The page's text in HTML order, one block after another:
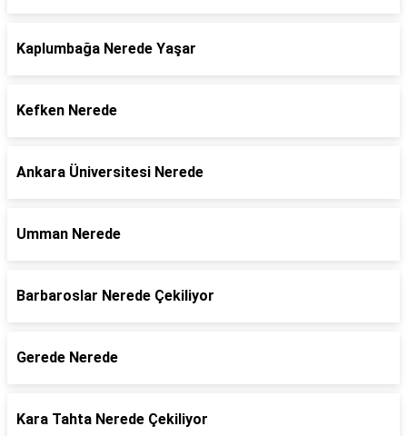
Kaplumbağa Nerede Yaşar
Kefken Nerede
Ankara Üniversitesi Nerede
Umman Nerede
Barbaroslar Nerede Çekiliyor
Gerede Nerede
Kara Tahta Nerede Çekiliyor